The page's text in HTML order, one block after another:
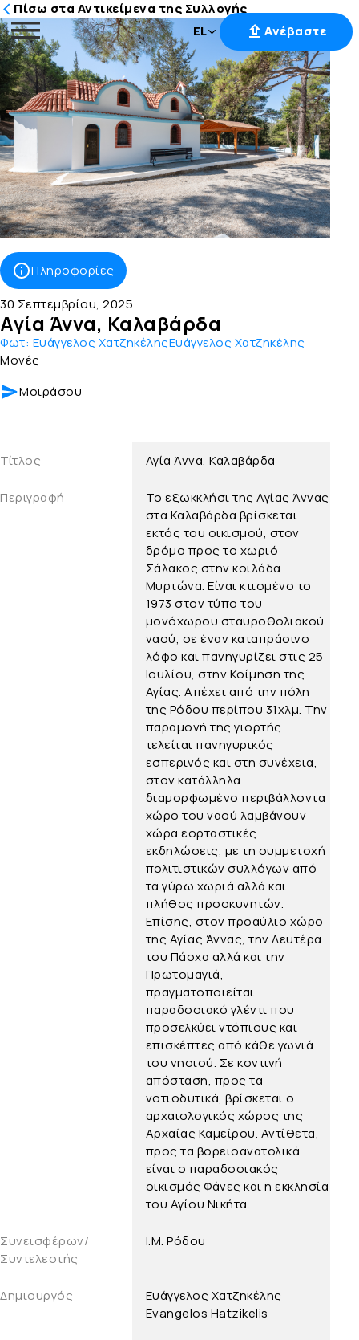
Μετάβαση
στο
περιεχόμενο
EL Ανέβαστε
Πίσω στα Αντικείμενα της Συλλογής
Πληροφορίες
30 Σεπτεμβρίου, 2025
Αγία Άννα, Καλαβάρδα
Φωτ: Ευάγγελος ΧατζηκέληςΕυάγγελος Χατζηκέλης
Μονές
Μοιράσου
Τίτλος Αγία Άννα, Καλαβάρδα
Περιγραφή
Το εξωκκλήσι της Αγίας Άννας
στα Καλαβάρδα βρίσκεται
εκτός του οικισμού, στον
δρόμο προς το χωριό
Σάλακος στην κοιλάδα
Μυρτώνα. Είναι κτισμένο το
1973 στον τύπο του
μονόχωρου σταυροθολιακού
ναού, σε έναν καταπράσινο
λόφο και πανηγυρίζει στις 25
Ιουλίου, στην Κοίμηση της
Αγίας. Απέχει από την πόλη
της Ρόδου περίπου 31χλμ. Την
παραμονή της γιορτής
τελείται πανηγυρικός
εσπερινός και στη συνέχεια,
στον κατάλληλα
διαμορφωμένο περιβάλλοντα
χώρο του ναού λαμβάνουν
χώρα εορταστικές
εκδηλώσεις, με τη συμμετοχή
πολιτιστικών συλλόγων από
τα γύρω χωριά αλλά και
πλήθος προσκυνητών.
Επίσης, στον προαύλιο χώρο
της Αγίας Άννας, την Δευτέρα
του Πάσχα αλλά και την
Πρωτομαγιά,
πραγματοποιείται
παραδοσιακό γλέντι που
προσελκύει ντόπιους και
επισκέπτες από κάθε γωνιά
του νησιού. Σε κοντινή
απόσταση, προς τα
νοτιοδυτικά, βρίσκεται ο
αρχαιολογικός χώρος της
Αρχαίας Καμείρου. Αντίθετα,
προς τα βορειοανατολικά
είναι ο παραδοσιακός
οικισμός Φάνες και η εκκλησία
του Αγίου Νικήτα.
Συνεισφέρων/
Συντελεστής
Ι.Μ. Ρόδου
Δημιουργός
Ευάγγελος Χατζηκέλης
Evangelos Hatzikelis